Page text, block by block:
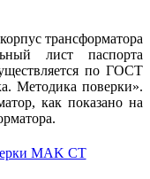
трансформатора
лист паспорта
по ГОСТ
Методика поверки».
как показано на